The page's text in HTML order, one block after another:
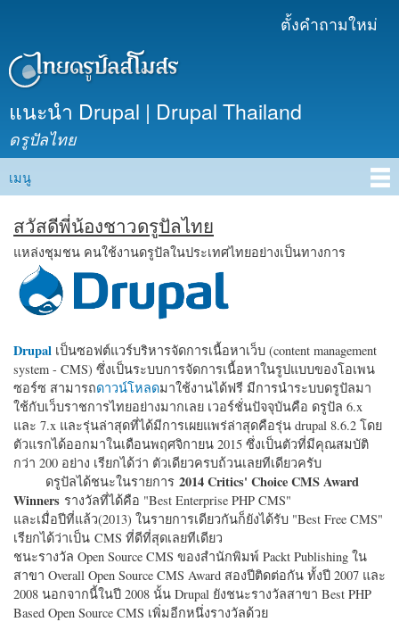
เนื้อหา
ตั้งคำถามใหม่
แนะนำ Drupal | Drupal Thailand
ดรูปัลไทย
Main menu
เมนู
สวัสดีพี่น้องชาวดรูปัลไทย
แหล่งชุมชน คนใช้งานดรูปัลในประเทศไทยอย่างเป็นทางการ
Drupal เป็นซอฟต์แวร์บริหารจัดการเนื้อหาเว็บ (content management
system - CMS) ซึ่งเป็นระบบการจัดการเนื้อหาในรูปแบบของโอเพน
ซอร์ซ สามารถดาวน์โหลดมาใช้งานได้ฟรี มีการนำระบบดรูปัลมา
ใช้กับเว็บราชการไทยอย่างมากเลย เวอร์ชั่นปัจจุบันคือ ดรูปัล 6.x
และ 7.x และรุ่นล่าสุดที่ได้มีการเผยแพร่ล่าสุดคือรุ่น drupal 8.6.2 โดย
ตัวแรกได้ออกมาในเดือนพฤศจิกายน 2015 ซึ่งเป็นตัวที่มีคุณสมบัติ
กว่า 200 อย่าง เรียกได้ว่า ตัวเดียวครบถ้วนเลยทีเดียวครับ
ดรูปัลได้ชนะในรายการ 2014 Critics' Choice CMS Award
Winners รางวัลที่ได้คือ "Best Enterprise PHP CMS"
และเมื่อปีที่แล้ว(2013) ในรายการเดียวกันก็ยังได้รับ "Best Free CMS"
เรียกได้ว่าเป็น CMS ที่ดีที่สุดเลยทีเดียว
ชนะรางวัล Open Source CMS ของสำนักพิมพ์ Packt Publishing ใน
สาขา Overall Open Source CMS Award สองปีติดต่อกัน ทั้งปี 2007 และ
2008 นอกจากนี้ในปี 2008 นั้น Drupal ยังชนะรางวัลสาขา Best PHP
Based Open Source CMS เพิ่มอีกหนึ่งรางวัลด้วย